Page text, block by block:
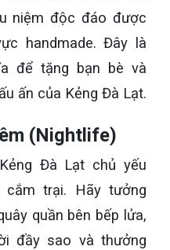
niệm độc đáo được
handmade. Đây là
để tặng bạn bè và
ấn của Kẻng Đà Lạt.
(Nightlife)
Đà Lạt chủ yếu
cắm trại. Hãy tưởng
quần bên bếp lửa,
đầy sao và thưởng